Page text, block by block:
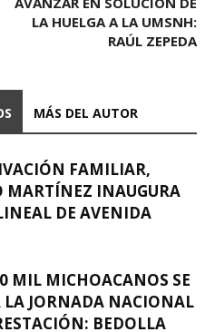
LA HUELGA A LA UMSNH:
RAÚL ZEPEDA
MÁS DEL AUTOR
FAMILIAR,
MARTÍNEZ INAUGURA
DE AVENIDA
MIL MICHOACANOS SE
LA JORNADA NACIONAL
BEDOLLA